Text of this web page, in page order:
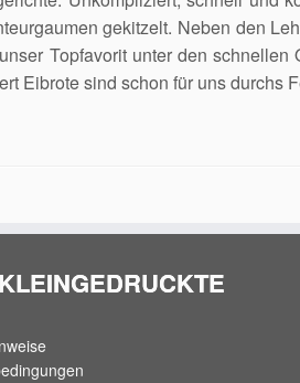
gekitzelt. Neben den
Topfavorit unter den schnellen
Eibrote sind schon für uns durchs